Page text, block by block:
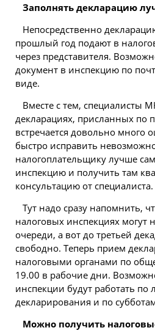
Заполнять декларацию
Непосредственно
прошлый год подают в
через представителя.
документ в инспекцию по
виде.
Вместе с тем, специалисты
декларациях, присланных по
встречается довольно много
быстро исправить
налогоплательщику лучше
инспекцию и получить там
консультацию от специалиста.
Тут надо сразу напомнить,
налоговых инспекциях могут
очереди, а вот до третьей
свободно. Теперь прием
налоговыми органами по
19.00 в рабочие дни.
инспекции будут работать по
декларирования и по
Можно получить